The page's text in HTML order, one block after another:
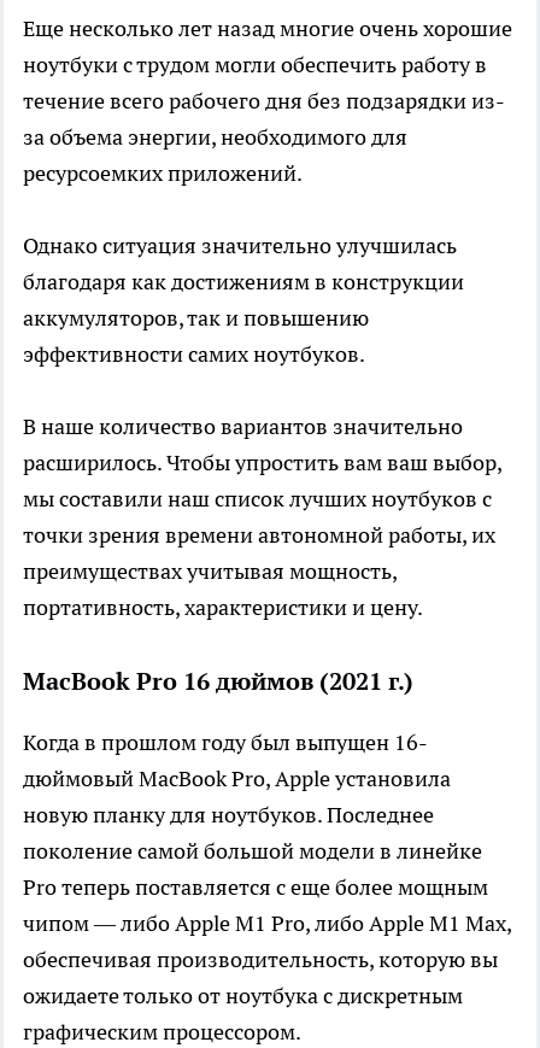
Еще несколько лет назад многие очень хорошие
ноутбуки с трудом могли обеспечить работу в
течение всего рабочего дня без подзарядки из-
за объема энергии, необходимого для
ресурсоемких приложений.
Однако ситуация значительно улучшилась
благодаря как достижениям в конструкции
аккумуляторов, так и повышению
эффективности самих ноутбуков.
В наше количество вариантов значительно
расширилось. Чтобы упростить вам ваш выбор,
мы составили наш список лучших ноутбуков с
точки зрения времени автономной работы, их
преимуществах учитывая мощность,
портативность, характеристики и цену.
MacBook Pro 16 дюймов (2021 г.)
Когда в прошлом году был выпущен 16-
дюймовый MacBook Pro, Apple установила
новую планку для ноутбуков. Последнее
поколение самой большой модели в линейке
Pro теперь поставляется с еще более мощным
чипом — либо Apple M1 Pro, либо Apple M1 Max,
обеспечивая производительность, которую вы
ожидаете только от ноутбука с дискретным
графическим процессором.